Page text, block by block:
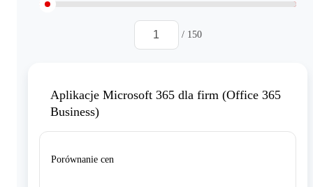
/ 150
Aplikacje Microsoft 365 dla firm (Office 365
Business)
Porównanie cen